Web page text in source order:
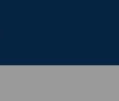
Spacja – otwórz/